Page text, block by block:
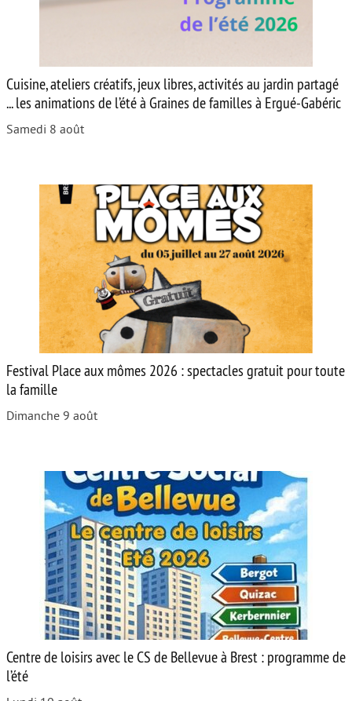
Cuisine, ateliers créatifs, jeux libres, activités au jardin partagé
... les animations de l’été à Graines de familles à Ergué-Gabéric
Samedi 8 août
Festival Place aux mômes 2026 : spectacles gratuit pour toute
la famille
Dimanche 9 août
Centre de loisirs avec le CS de Bellevue à Brest : programme de
l’été